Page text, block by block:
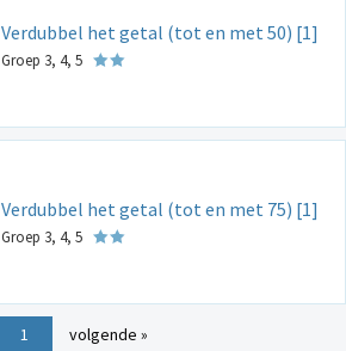
Verdubbel het getal (tot en met 50) [1]
Groep 3, 4, 5
Verdubbel het getal (tot en met 75) [1]
Groep 3, 4, 5
1 volgende »